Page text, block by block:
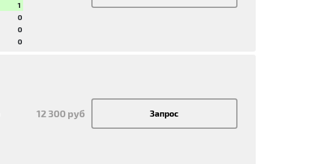
1
0
0
0
12 300 руб Запрос